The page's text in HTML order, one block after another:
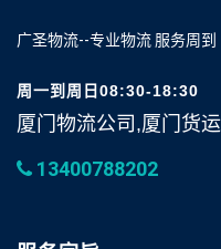
广圣物流--专业物流 服务周到
周一到周日08:30-18:30
厦门物流公司,厦门货
13400788202